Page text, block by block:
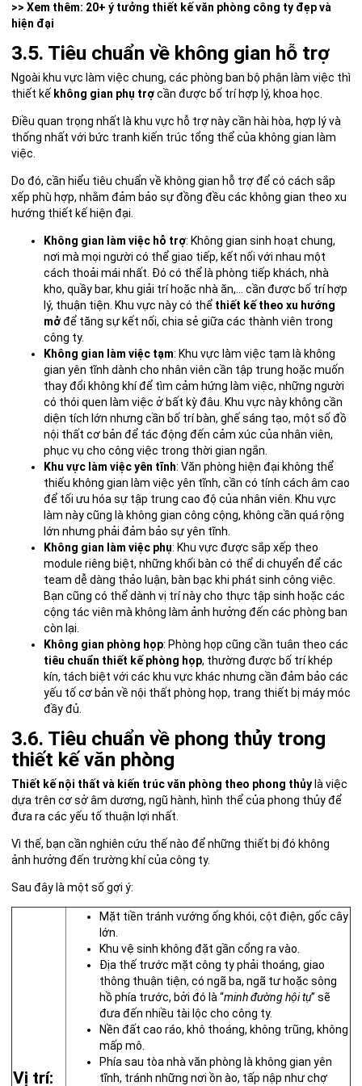
>> Xem thêm: 20+ ý tưởng thiết kế văn phòng công ty đẹp và
hiện đại
3.5. Tiêu chuẩn về không gian hỗ trợ
Ngoài khu vực làm việc chung, các phòng ban bộ phận làm việc thì
thiết kế không gian phụ trợcần được bố trí hợp lý, khoa học.
Điều quan trọng nhất là khu vực hỗ trợ này cần hài hòa, hợp lý và
thống nhất với bức tranh kiến trúc tổng thể của không gian làm
việc.
Do đó, cần hiểu tiêu chuẩn về không gian hỗ trợ để có cách sắp
xếp phù hợp, nhằm đảm bảo sự đồng đều các không gian theo xu
hướng thiết kế hiện đại.
Không gian làm việc hỗ trợ: Không gian sinh hoạt chung,
nơi mà mọi người có thể giao tiếp, kết nối với nhau một
cách thoải mái nhất. Đó có thể là phòng tiếp khách, nhà
kho, quầy bar, khu giải trí hoặc nhà ăn,… cần được bố trí hợp
lý, thuận tiện. Khu vực này có thể thiết kế theo xu hướng
mởđể tăng sự kết nối, chia sẻ giữa các thành viên trong
công ty.
Không gian làm việc tạm: Khu vực làm việc tạm là không
gian yên tĩnh dành cho nhân viên cần tập trung hoặc muốn
thay đổi không khí để tìm cảm hứng làm việc, những người
có thói quen làm việc ở bất kỳ đâu. Khu vực này không cần
diện tích lớn nhưng cần bố trí bàn, ghế sáng tạo, một số đồ
nội thất cơ bản để tác động đến cảm xúc của nhân viên,
phục vụ cho công việc trong thời gian ngắn.
Khu vực làm việc yên tĩnh: Văn phòng hiện đại không thể
thiếu không gian làm việc yên tĩnh, cần có tính cách âm cao
để tối ưu hóa sự tập trung cao độ của nhân viên. Khu vực
làm này cũng là không gian công cộng, không cần quá rộng
lớn nhưng phải đảm bảo sự yên tĩnh.
Không gian làm việc phụ: Khu vực được sắp xếp theo
module riêng biệt, những khối bàn có thể di chuyển để các
team dễ dàng thảo luận, bàn bạc khi phát sinh công việc.
Bạn cũng có thể dành vị trí này cho thực tập sinh hoặc các
cộng tác viên mà không làm ảnh hưởng đến các phòng ban
còn lại.
Không gian phòng họp: Phòng họp cũng cần tuân theo các
tiêu chuẩn thiết kế phòng họp, thường được bố trí khép
kín, tách biệt với các khu vực khác nhưng cần đảm bảo các
yếu tố cơ bản về nội thất phòng họp, trang thiết bị máy móc
đầy đủ.
3.6. Tiêu chuẩn về phong thủy trong
thiết kế văn phòng
Thiết kế nội thất và kiến trúc văn phòng theo phong thủy là việc
dựa trên cơ sở âm dương, ngũ hành, hình thể của phong thủy để
đưa ra các yếu tố thuận lợi nhất.
Vì thế, bạn cần nghiên cứu thế nào để những thiết bị đó không
ảnh hưởng đến trường khí của công ty.
Sau đây là một số gợi ý:
Vị trí:
Mặt tiền tránh vướng ống khói, cột điện, gốc cây
lớn.
Khu vệ sinh không đặt gần cổng ra vào.
Địa thế trước mặt công ty phải thoáng, giao
thông thuận tiện, có ngã ba, ngã tư hoặc sông
hồ phía trước, bởi đó là “minh đường hội tụ” sẽ
đưa đến nhiều tài lộc cho công ty.
Nền đất cao ráo, khô thoáng, không trũng, không
mấp mô.
Phía sau tòa nhà văn phòng là không gian yên
tĩnh, tránh những nơi ồn ào, tấp nập như chợ